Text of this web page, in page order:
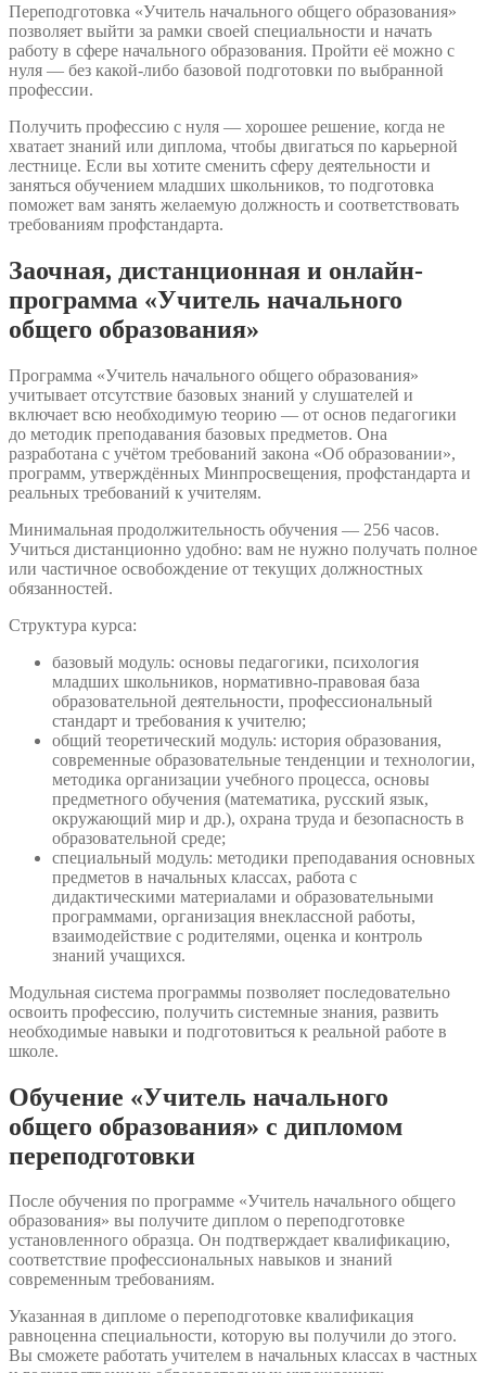
Переподготовка «Учитель начального общего образования»
позволяет выйти за рамки своей специальности и начать
работу в сфере начального образования. Пройти её можно с
нуля — без какой-либо базовой подготовки по выбранной
профессии.
Получить профессию с нуля — хорошее решение, когда не
хватает знаний или диплома, чтобы двигаться по карьерной
лестнице. Если вы хотите сменить сферу деятельности и
заняться обучением младших школьников, то подготовка
поможет вам занять желаемую должность и соответствовать
требованиям профстандарта.
Заочная, дистанционная и онлайн-
программа «Учитель начального
общего образования»
Программа «Учитель начального общего образования»
учитывает отсутствие базовых знаний у слушателей и
включает всю необходимую теорию — от основ педагогики
до методик преподавания базовых предметов. Она
разработана с учётом требований закона «Об образовании»,
программ, утверждённых Минпросвещения, профстандарта и
реальных требований к учителям.
Минимальная продолжительность обучения — 256 часов.
Учиться дистанционно удобно: вам не нужно получать полное
или частичное освобождение от текущих должностных
обязанностей.
Структура курса:
базовый модуль: основы педагогики, психология
младших школьников, нормативно-правовая база
образовательной деятельности, профессиональный
стандарт и требования к учителю;
общий теоретический модуль: история образования,
современные образовательные тенденции и технологии,
методика организации учебного процесса, основы
предметного обучения (математика, русский язык,
окружающий мир и др.), охрана труда и безопасность в
образовательной среде;
специальный модуль: методики преподавания основных
предметов в начальных классах, работа с
дидактическими материалами и образовательными
программами, организация внеклассной работы,
взаимодействие с родителями, оценка и контроль
знаний учащихся.
Модульная система программы позволяет последовательно
освоить профессию, получить системные знания, развить
необходимые навыки и подготовиться к реальной работе в
школе.
Обучение «Учитель начального
общего образования» с дипломом
переподготовки
После обучения по программе «Учитель начального общего
образования» вы получите диплом о переподготовке
установленного образца. Он подтверждает квалификацию,
соответствие профессиональных навыков и знаний
современным требованиям.
Указанная в дипломе о переподготовке квалификация
равноценна специальности, которую вы получили до этого.
Вы сможете работать учителем в начальных классах в частных